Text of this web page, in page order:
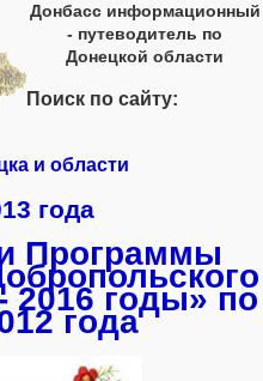
Донбасс информационный
- путеводитель по
Донецкой области
Поиск по сайту:
и области
года
Программы
2016 годы» по
года